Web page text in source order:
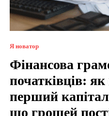
Я новатор
Фінансова
початківців: як
перший
що грошей